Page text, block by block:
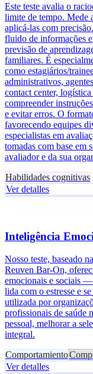
Este teste avalia o
limite de tempo. Mede
aplicá-las com
fluido de informações
previsão de
familiares. É
como estagiários/
administrativos,
contact center,
compreender
e evitar erros. O
favorecendo equipes
especialistas em
tomadas com base em
avaliador e da sua
Habilidades cognitivas
Ver detalles
Inteligência
Nosso teste, baseado
Reuven Bar-On,
emocionais e sociais —
lida com o estresse e
utilizada por
profissionais de saúde
pessoal, melhorar a
integral.
Comportamiento
Ver detalles